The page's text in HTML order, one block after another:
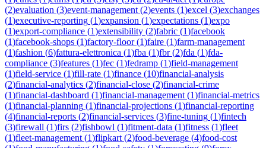
(2)evaluation (3)event-management (2)events (1)excel (3)exchanges
(1)executive-reporting (1)expansion (1)expectations (1)expo
(1)export-compliance (1)extensibility (2)fabric (1)facebook
(1)facebook-shops (1)factory-floor(1)faire (1)farm-management
(1)fashion (6)fattura-elettronica (1)fba (1)fbr(2)fda (1)fda-
compliance (3)features (1)fec (1)fedramp (1)field-management
(1)field-service (1)fill-rate (1)finance (10)financial-analysis
(2)financial-analytics (2)financial-close (2)financial-crime
(1)financial-dashboard (1)financial-management (1)financial-metrics
(1)financial-planning (1)financial-projections (1)financial-reporting
(4)financial-reports (2)financial-services (3)fine-tuning (1)fintech
(3)firewall (1)firs (2)fishbowl (1)fitment-data (1)fitness (1)fleet
(1)fleet-management (1)flipkart (2)food-beverage (4)food-cost